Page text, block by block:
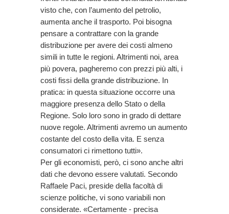
visto che, con l’aumento del petrolio,
aumenta anche il trasporto. Poi bisogna
pensare a contrattare con la grande
distribuzione per avere dei costi almeno
simili in tutte le regioni. Altrimenti noi, area
più povera, pagheremo con prezzi più alti, i
costi fissi della grande distribuzione. In
pratica: in questa situazione occorre una
maggiore presenza dello Stato o della
Regione. Solo loro sono in grado di dettare
nuove regole. Altrimenti avremo un aumento
costante del costo della vita. E senza
consumatori ci rimettono tutti».
Per gli economisti, però, ci sono anche altri
dati che devono essere valutati. Secondo
Raffaele Paci, preside della facoltà di
scienze politiche, vi sono variabili non
considerate. «Certamente - precisa